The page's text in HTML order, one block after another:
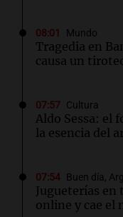
08:01 Mundo
Tragedia en
causa un
07:57 Cultura
Aldo Sessa: el
la esencia del
07:54 Buen día,
Jugueterías en
online y cae el